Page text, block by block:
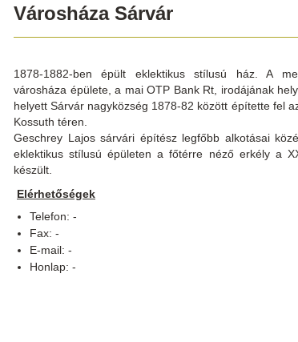
Városháza Sárvár
1878-1882-ben épült eklektikus stílusú ház. A
városháza épülete, a mai OTP Bank Rt, irodájának
helyett Sárvár nagyközség 1878-82 között építette fel
Kossuth téren.
Geschrey Lajos sárvári építész legfőbb alkotásai
eklektikus stílusú épületen a főtérre néző erkély a
készült.
Elérhetőségek
Telefon: -
Fax: -
E-mail: -
Honlap: -